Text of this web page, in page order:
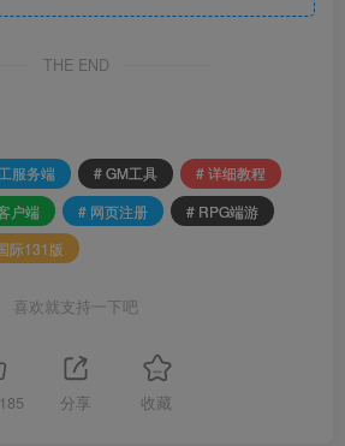
THE END
服务端 # GM工具
# 详细教程
户端 # 网页注册
# RPG端游
际131版
喜欢就支持一下吧
185 分享 收藏